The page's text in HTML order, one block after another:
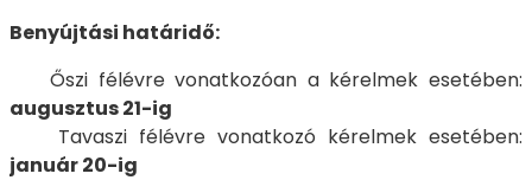
Benyújtási határidő:
Őszi félévre vonatkozóan a kérelmek esetében:
augusztus 21-ig
Tavaszi félévre vonatkozó kérelmek esetében:
január 20-ig